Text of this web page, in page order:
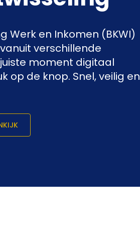
Werk en Inkomen (BKWI)
verschillende
moment digitaal
op de knop. Snel, veilig en